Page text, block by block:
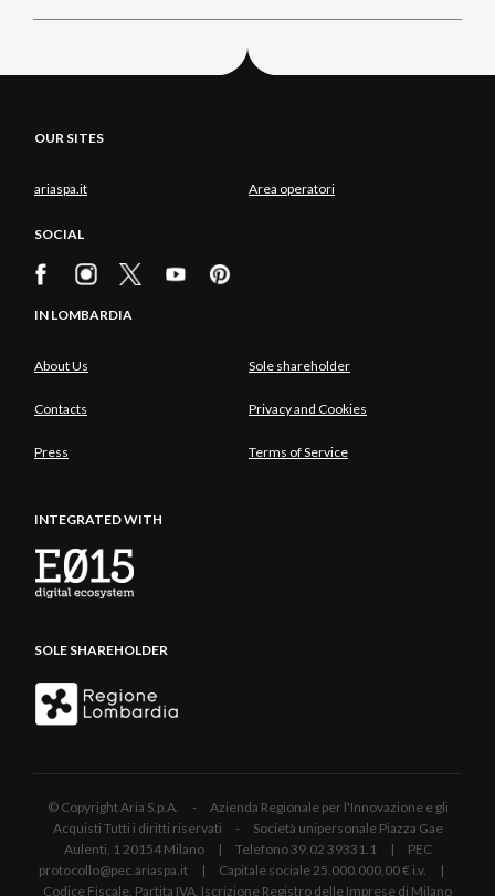
OUR SITES
ariaspa.it Area operatori
SOCIAL
IN LOMBARDIA
About Us Sole shareholder
Contacts Privacy and Cookies
Press Terms of Service
INTEGRATED WITH
SOLE SHAREHOLDER
© Copyright Aria S.p.A. - Azienda Regionale per l'Innovazione e gli
Acquisti Tutti i diritti riservati - Società unipersonale Piazza Gae
Aulenti, 1 20154 Milano | Telefono 39.02 39331.1 | PEC
protocollo@pec.ariaspa.it | Capitale sociale 25.000.000,00 € i.v. |
Codice Fiscale, Partita IVA, Iscrizione Registro delle Imprese di Milano